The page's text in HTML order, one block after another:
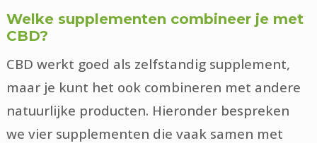
Welke supplementen combineer je met
CBD?
CBD werkt goed als zelfstandig supplement,
maar je kunt het ook combineren met andere
natuurlijke producten. Hieronder bespreken
we vier supplementen die vaak samen met